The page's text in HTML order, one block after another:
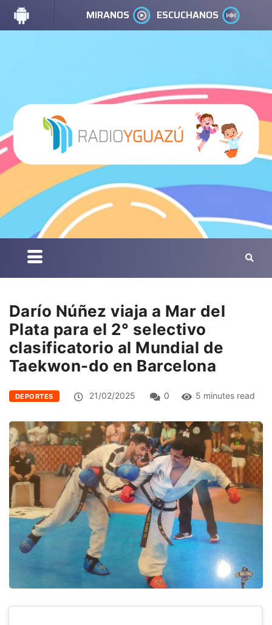
MIRANOS ESCUCHANOS
Darío Núñez viaja a Mar del
Plata para el 2° selectivo
clasificatorio al Mundial de
Taekwon-do en Barcelona
DEPORTES 21/02/2025 0 5 minutes read